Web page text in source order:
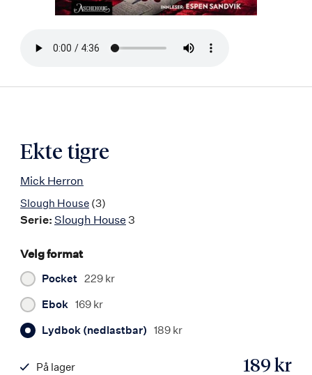
Bla
Ekte tigre
Mick Herron
Slough House (3)
Serie: Slough House 3
Velg format
Pocket 229 kr
Ebok 169 kr
Lydbok (nedlastbar) 189 kr
189 kr
På lager